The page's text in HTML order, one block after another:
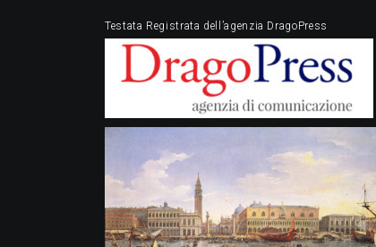
Testata Registrata dell’agenzia DragoPress